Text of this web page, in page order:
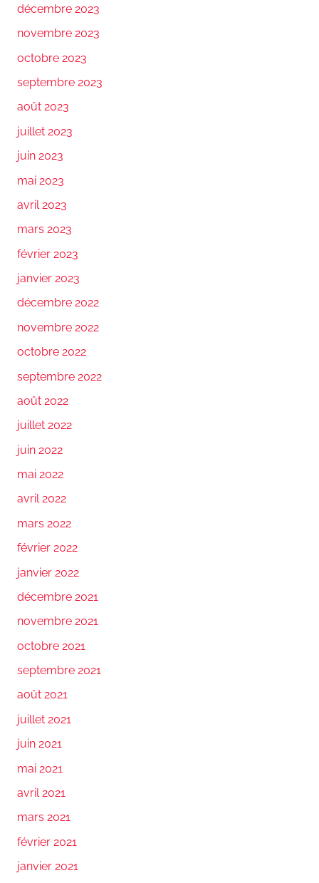
décembre 2023
novembre 2023
octobre 2023
septembre 2023
août 2023
juillet 2023
juin 2023
mai 2023
avril 2023
mars 2023
février 2023
janvier 2023
décembre 2022
novembre 2022
octobre 2022
septembre 2022
août 2022
juillet 2022
juin 2022
mai 2022
avril 2022
mars 2022
février 2022
janvier 2022
décembre 2021
novembre 2021
octobre 2021
septembre 2021
août 2021
juillet 2021
juin 2021
mai 2021
avril 2021
mars 2021
février 2021
janvier 2021